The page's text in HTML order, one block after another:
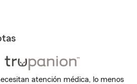
atención médica, lo menos